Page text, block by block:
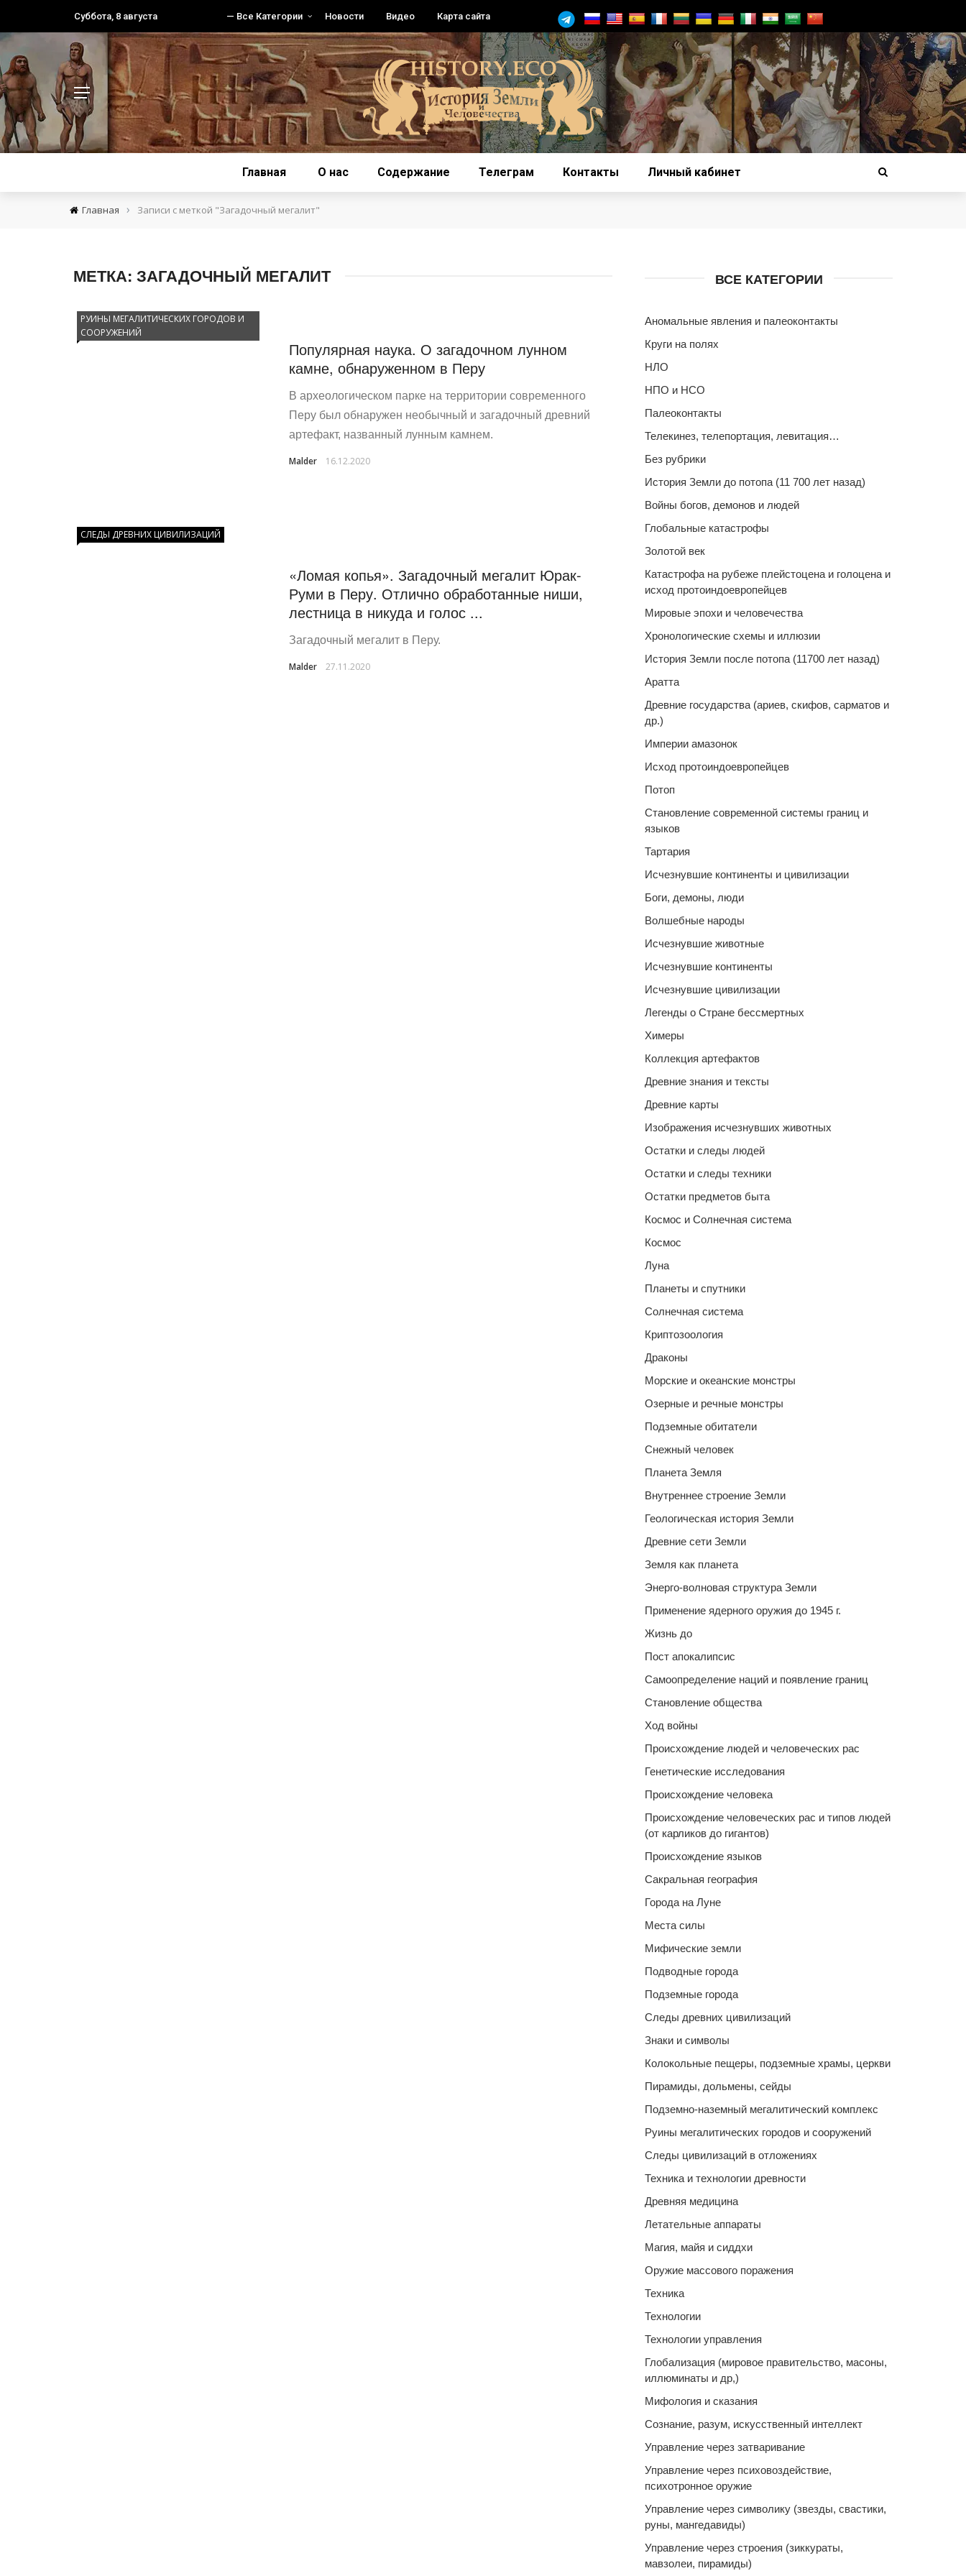
Суббота, 8 августа — Все Категории Новости Видео Карта сайта
Главная О нас Содержание Телеграм Контакты Личный кабинет
Главная › Записи с меткой "Загадочный мегалит"
МЕТКА: ЗАГАДОЧНЫЙ МЕГАЛИТ
РУИНЫ МЕГАЛИТИЧЕСКИХ ГОРОДОВ И
СООРУЖЕНИЙ
Популярная наука. О загадочном лунном
камне, обнаруженном в Перу
В археологическом парке на территории современного
Перу был обнаружен необычный и загадочный древний
артефакт, названный лунным камнем.
Malder 16.12.2020
СЛЕДЫ ДРЕВНИХ ЦИВИЛИЗАЦИЙ
«Ломая копья». Загадочный мегалит Юрак-
Руми в Перу. Отлично обработанные ниши,
лестница в никуда и голос ...
Загадочный мегалит в Перу.
Malder 27.11.2020
ВСЕ КАТЕГОРИИ
Аномальные явления и палеоконтакты
Круги на полях
НЛО
НПО и НСО
Палеоконтакты
Телекинез, телепортация, левитация…
Без рубрики
История Земли до потопа (11 700 лет назад)
Войны богов, демонов и людей
Глобальные катастрофы
Золотой век
Катастрофа на рубеже плейстоцена и голоцена и
исход протоиндоевропейцев
Мировые эпохи и человечества
Хронологические схемы и иллюзии
История Земли после потопа (11700 лет назад)
Аратта
Древние государства (ариев, скифов, сарматов и
др.)
Империи амазонок
Исход протоиндоевропейцев
Потоп
Становление современной системы границ и
языков
Тартария
Исчезнувшие континенты и цивилизации
Боги, демоны, люди
Волшебные народы
Исчезнувшие животные
Исчезнувшие континенты
Исчезнувшие цивилизации
Легенды о Стране бессмертных
Химеры
Коллекция артефактов
Древние знания и тексты
Древние карты
Изображения исчезнувших животных
Остатки и следы людей
Остатки и следы техники
Остатки предметов быта
Космос и Солнечная система
Космос
Луна
Планеты и спутники
Солнечная система
Криптозоология
Драконы
Морские и океанские монстры
Озерные и речные монстры
Подземные обитатели
Снежный человек
Планета Земля
Внутреннее строение Земли
Геологическая история Земли
Древние сети Земли
Земля как планета
Энерго-волновая структура Земли
Применение ядерного оружия до 1945 г.
Жизнь до
Пост апокалипсис
Самоопределение наций и появление границ
Становление общества
Ход войны
Происхождение людей и человеческих рас
Генетические исследования
Происхождение человека
Происхождение человеческих рас и типов людей
(от карликов до гигантов)
Происхождение языков
Сакральная география
Города на Луне
Места силы
Мифические земли
Подводные города
Подземные города
Следы древних цивилизаций
Знаки и символы
Колокольные пещеры, подземные храмы, церкви
Пирамиды, дольмены, сейды
Подземно-наземный мегалитический комплекс
Руины мегалитических городов и сооружений
Следы цивилизаций в отложениях
Техника и технологии древности
Древняя медицина
Летательные аппараты
Магия, майя и сиддхи
Оружие массового поражения
Техника
Технологии
Технологии управления
Глобализация (мировое правительство, масоны,
иллюминаты и др,)
Мифология и сказания
Сознание, разум, искусственный интеллект
Управление через затваривание
Управление через психовоздействие,
психотронное оружие
Управление через символику (звезды, свастики,
руны, мангедавиды)
Управление через строения (зиккураты,
мавзолеи, пирамиды)